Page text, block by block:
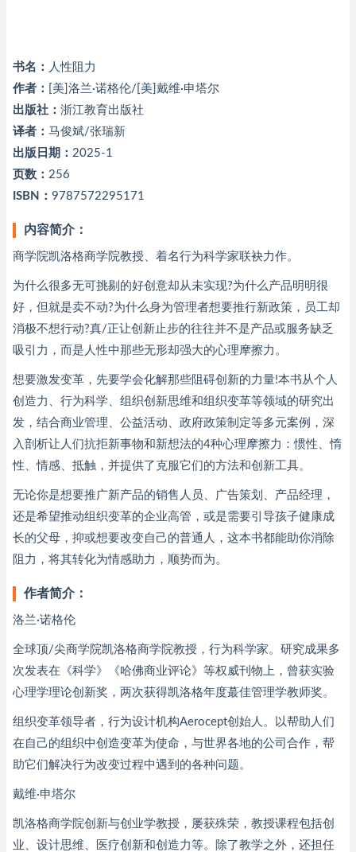
书名： 人性阻力
作者：
[美]洛兰·诺格伦/[美]戴维·申塔尔
出版社： 浙江教育出版社
译者： 马俊斌/张瑞新
出版日期： 2025-1
页数： 256
ISBN： 9787572295171
内容简介：
商学院凯洛格商学院教授、着名行为科学家联袂力作。
为什么很多无可挑剔的好创意却从未实现?为什么产品明明很
好，但就是卖不动?为什么身为管理者想要推行新政策，员工却
消极不想行动?真/正让创新止步的往往并不是产品或服务缺乏
吸引力，而是人性中那些无形却强大的心理摩擦力。
想要激发变革，先要学会化解那些阻碍创新的力量!本书从个人
创造力、行为科学、组织创新思维和组织变革等领域的研究出
发，结合商业管理、公益活动、政府政策制定等多元案例，深
入剖析让人们抗拒新事物和新想法的4种心理摩擦力：惯性、惰
性、情感、抵触，并提供了克服它们的方法和创新工具。
无论你是想要推广新产品的销售人员、广告策划、产品经理，
还是希望推动组织变革的企业高管，或是需要引导孩子健康成
长的父母，抑或想要改变自己的普通人，这本书都能助你消除
阻力，将其转化为情感助力，顺势而为。
作者简介：
洛兰·诺格伦
全球顶/尖商学院凯洛格商学院教授，行为科学家。研究成果多
次发表在《科学》《哈佛商业评论》等权威刊物上，曾获实验
心理学理论创新奖，两次获得凯洛格年度蕞佳管理学教师奖。
组织变革领导者，行为设计机构Aerocept创始人。以帮助人们
在自己的组织中创造变革为使命，与世界各地的公司合作，帮
助它们解决行为改变过程中遇到的各种问题。
戴维·申塔尔
凯洛格商学院创新与创业学教授，屡获殊荣，教授课程包括创
业、设计思维、医疗创新和创造力等。除了教学之外，还担任